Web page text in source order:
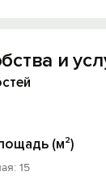
зона
зеркало,
комнаты
Без
и
(м²)
15